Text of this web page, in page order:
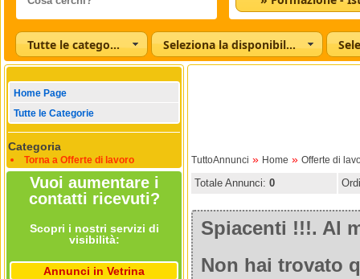
Tutte le categorie Seleziona la disponibilità
Home Page
Tutte le Categorie
Categoria
Torna a Offerte di lavoro
Vuoi aumentare i
contatti ricevuti?
Scopri i nostri servizi di
visibilità:
Annunci in Vetrina
TuttoAnnunci » Home » Offerte di
Totale Annunci: 0
Spiacenti !!!. Al
Non hai trovato